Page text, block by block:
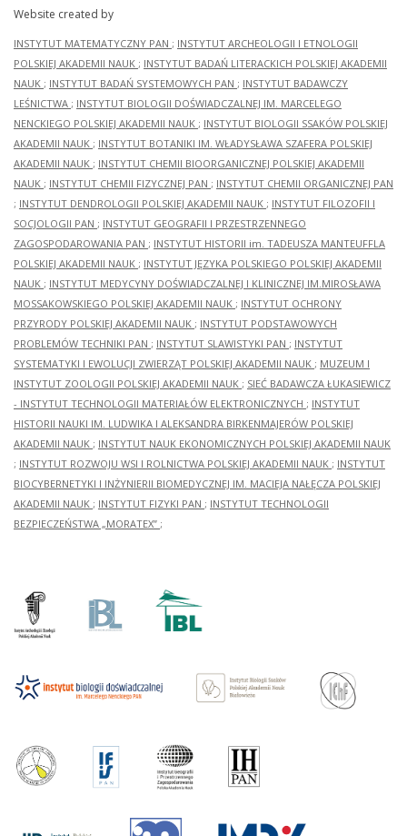
Website created by
INSTYTUT MATEMATYCZNY PAN ; INSTYTUT ARCHEOLOGII I ETNOLOGII
POLSKIEJ AKADEMII NAUK ; INSTYTUT BADAŃ LITERACKICH POLSKIEJ AKADEMII
NAUK ; INSTYTUT BADAŃ SYSTEMOWYCH PAN ; INSTYTUT BADAWCZY
LEŚNICTWA ; INSTYTUT BIOLOGII DOŚWIADCZALNEJ IM. MARCELEGO
NENCKIEGO POLSKIEJ AKADEMII NAUK ; INSTYTUT BIOLOGII SSAKÓW POLSKIEJ
AKADEMII NAUK ; INSTYTUT BOTANIKI IM. WŁADYSŁAWA SZAFERA POLSKIEJ
AKADEMII NAUK ; INSTYTUT CHEMII BIOORGANICZNEJ POLSKIEJ AKADEMII
NAUK ; INSTYTUT CHEMII FIZYCZNEJ PAN ; INSTYTUT CHEMII ORGANICZNEJ PAN
; INSTYTUT DENDROLOGII POLSKIEJ AKADEMII NAUK ; INSTYTUT FILOZOFII I
SOCJOLOGII PAN ; INSTYTUT GEOGRAFII I PRZESTRZENNEGO
ZAGOSPODAROWANIA PAN ; INSTYTUT HISTORII im. TADEUSZA MANTEUFFLA
POLSKIEJ AKADEMII NAUK ; INSTYTUT JĘZYKA POLSKIEGO POLSKIEJ AKADEMII
NAUK ; INSTYTUT MEDYCYNY DOŚWIADCZALNEJ I KLINICZNEJ IM.MIROSŁAWA
MOSSAKOWSKIEGO POLSKIEJ AKADEMII NAUK ; INSTYTUT OCHRONY
PRZYRODY POLSKIEJ AKADEMII NAUK ; INSTYTUT PODSTAWOWYCH
PROBLEMÓW TECHNIKI PAN ; INSTYTUT SLAWISTYKI PAN ; INSTYTUT
SYSTEMATYKI I EWOLUCJI ZWIERZĄT POLSKIEJ AKADEMII NAUK ; MUZEUM I
INSTYTUT ZOOLOGII POLSKIEJ AKADEMII NAUK ; SIEĆ BADAWCZA ŁUKASIEWICZ
- INSTYTUT TECHNOLOGII MATERIAŁÓW ELEKTRONICZNYCH ; INSTYTUT
HISTORII NAUKI IM. LUDWIKA I ALEKSANDRA BIRKENMAJERÓW POLSKIEJ
AKADEMII NAUK ; INSTYTUT NAUK EKONOMICZNYCH POLSKIEJ AKADEMII NAUK
; INSTYTUT ROZWOJU WSI I ROLNICTWA POLSKIEJ AKADEMII NAUK ; INSTYTUT
BIOCYBERNETYKI I INŻYNIERII BIOMEDYCZNEJ IM. MACIEJA NAŁĘCZA POLSKIEJ
AKADEMII NAUK ; INSTYTUT FIZYKI PAN ; INSTYTUT TECHNOLOGII
BEZPIECZEŃSTWA „MORATEX” ;